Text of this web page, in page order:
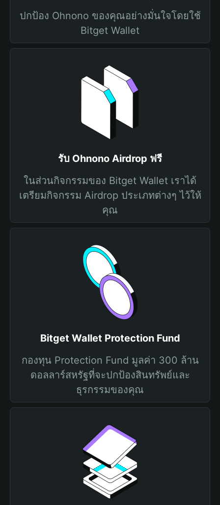
ปกป้อง Ohnono ของคุณอย่างมั่นใจโดยใช้
Bitget Wallet
รับ Ohnono Airdrop ฟรี
ในส่วนกิจกรรมของ Bitget Wallet เราได้
เตรียมกิจกรรม Airdrop ประเภทต่างๆ ไว้ให้
คุณ
Bitget Wallet Protection Fund
กองทุน Protection Fund มูลค่า 300 ล้าน
ดอลลาร์สหรัฐที่จะปกป้องสินทรัพย์และ
ธุรกรรมของคุณ